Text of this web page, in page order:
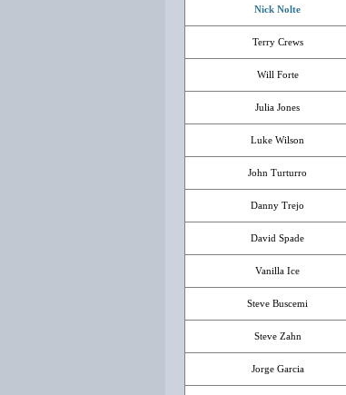
Nick Nolte
Terry Crews
Will Forte
Julia Jones
Luke Wilson
John Turturro
Danny Trejo
David Spade
Vanilla Ice
Steve Buscemi
Steve Zahn
Jorge Garcia